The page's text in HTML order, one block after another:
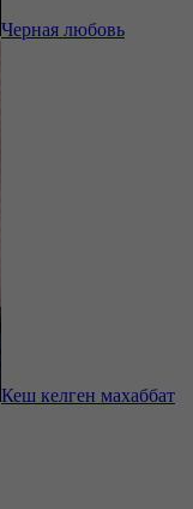
Черная любовь
Кеш келген махаббат